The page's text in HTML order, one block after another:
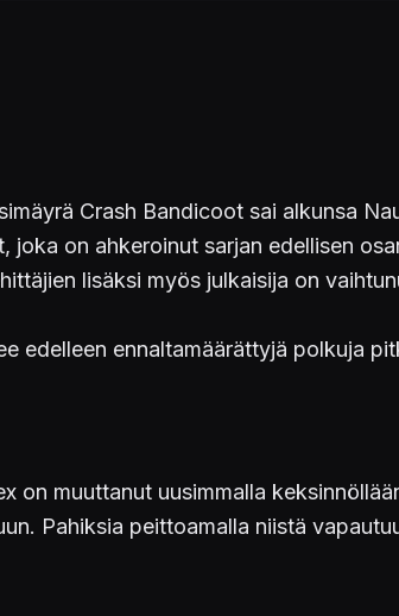
Crash Bandicoot sai alkunsa
joka on ahkeroinut sarjan edellisen
lisäksi myös julkaisija on
edelleen ennaltamäärättyjä polkuja
on muuttanut uusimmalla
Pahiksia peittoamalla niistä